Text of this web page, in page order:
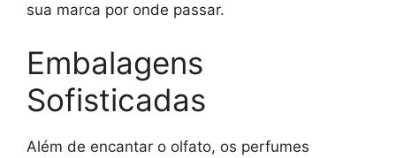
sua marca por onde passar.
Embalagens
Sofisticadas
Além de encantar o olfato, os perfumes